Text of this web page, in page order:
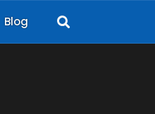
Blog